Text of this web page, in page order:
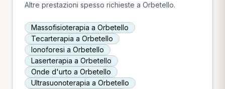
Altre prestazioni spesso richieste a Orbetello.
Massofisioterapia a Orbetello
Tecarterapia a Orbetello
Ionoforesi a Orbetello
Laserterapia a Orbetello
Onde d'urto a Orbetello
Ultrasuonoterapia a Orbetello